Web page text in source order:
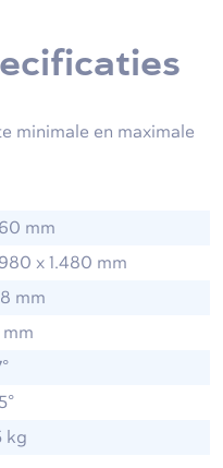
minimale en maximale
mm
x 1.480 mm
mm
mm
kg